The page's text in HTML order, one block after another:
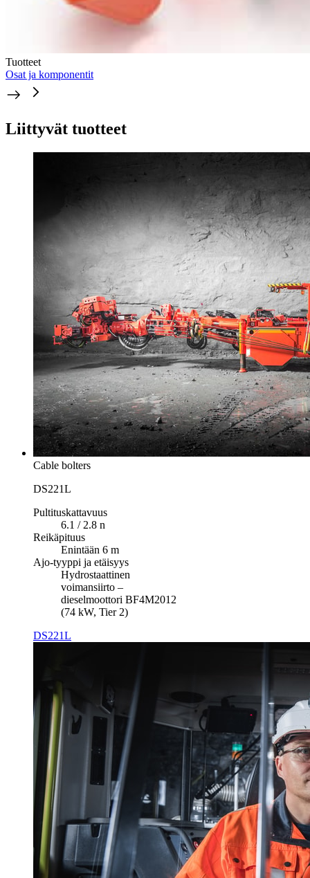
Tuotteet
Osat ja komponentit
Liittyvät tuotteet
Cable bolters
DS221L
Pultituskattavuus
6.1 / 2.8 n
Reikäpituus
Enintään 6 m
Ajo-tyyppi ja etäisyys
Hydrostaattinen
voimansiirto –
dieselmoottori BF4M2012
(74 kW, Tier 2)
DS221L